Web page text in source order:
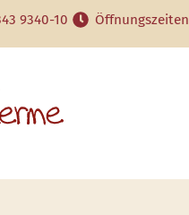
9340-10 Öffnungszeiten